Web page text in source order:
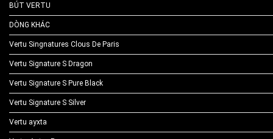
BÚT VERTU
DÒNG KHÁC
Vertu Singnatures Clous De Paris
Vertu Signature S Dragon
Vertu Signature S Pure Black
Vertu Signature S Silver
Vertu ayxta